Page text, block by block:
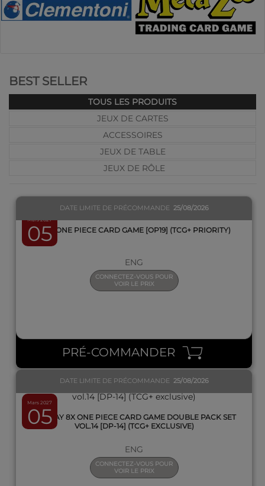
BEST SELLER
TOUS LES PRODUITS
JEUX DE CARTES
ACCESSOIRES
JEUX DE TABLE
JEUX DE RÔLE
Mars 2027
05
DATE LIMITE DE PRÉCOMMANDE 25/08/2026
QUICK VIEW
BOX ONE PIECE CARD GAME [OP19] (TCG+ PRIORITY)
ENG
CONNECTEZ-VOUS POUR
VOIR LE PRIX
PRÉ-COMMANDER
Mars 2027
05
DATE LIMITE DE PRÉCOMMANDE 25/08/2026
DISPLAY 8X ONE PIECE CARD GAME DOUBLE PACK SET
VOL.14 [DP-14] (TCG+ EXCLUSIVE)
ENG
CONNECTEZ-VOUS POUR
VOIR LE PRIX